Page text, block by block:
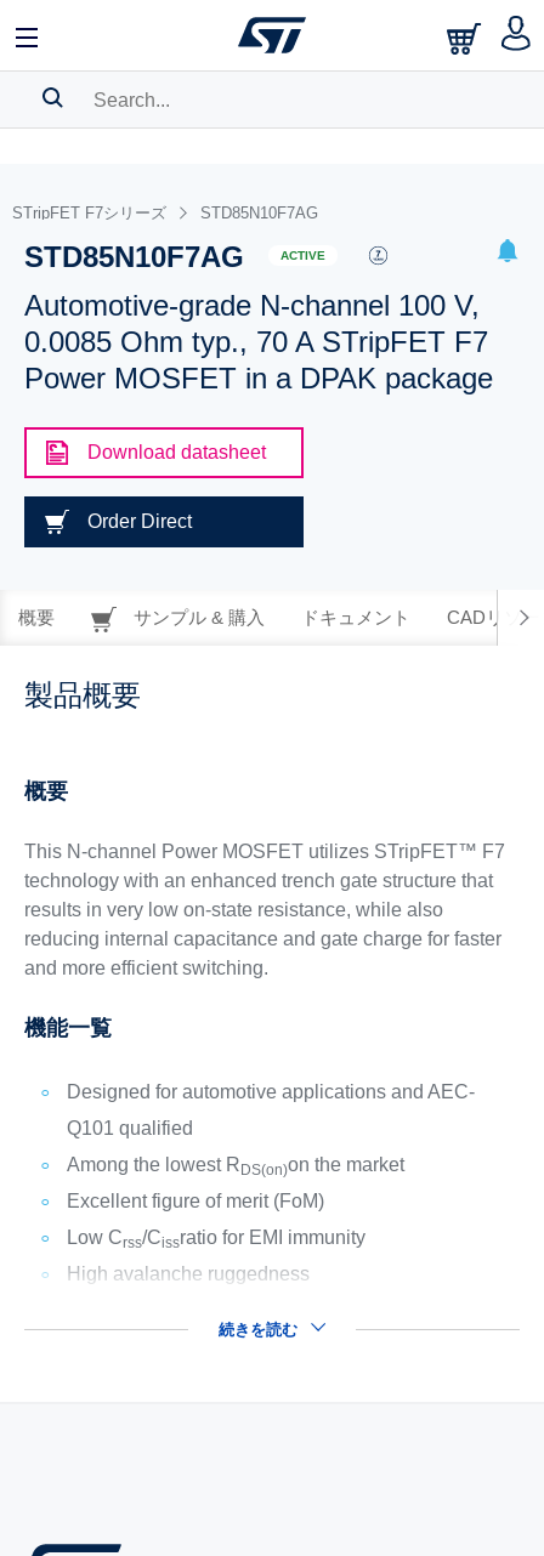
BOOKMARK
Pleaselog into show your saved searches.
STripFET F7シリーズ STD85N10F7AG
STD85N10F7AG ACTIVE
Automotive-grade N-channel 100 V,
0.0085 Ohm typ., 70 A STripFET F7
Power MOSFET in a DPAK package
Download datasheet
Order Direct
概要 サンプル & 購入 ドキュメント CADリソー
製品概要
概要
This N-channel Power MOSFET utilizes STripFET™ F7
technology with an enhanced trench gate structure that
results in very low on-state resistance, while also
reducing internal capacitance and gate charge for faster
and more efficient switching.
機能一覧
Designed for automotive applications and AEC-
Q101 qualified
Among the lowest R DS(on)on the market
Excellent figure of merit (FoM)
Low Crss/Cissratio for EMI immunity
High avalanche ruggedness
続きを読む